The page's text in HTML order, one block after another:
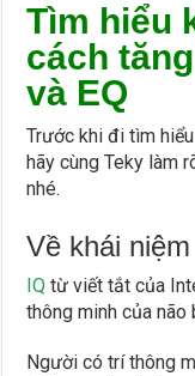
Tìm hiểu
cách
và EQ
Trước khi đi tìm
hãy cùng Teky làm
nhé.
Về khái niệm
IQ từ viết tắt của
thông minh của não
Người có trí thông